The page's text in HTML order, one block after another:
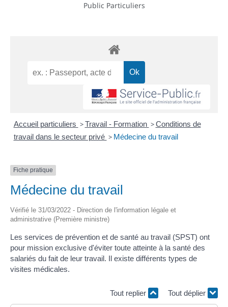
Public Particuliers
Accueil particuliers > Travail - Formation > Conditions de
travail dans le secteur privé > Médecine du travail
Fiche pratique
Médecine du travail
Vérifié le 31/03/2022 - Direction de l'information légale et
administrative (Première ministre)
Les services de prévention et de santé au travail (SPST) ont
pour mission exclusive d'éviter toute atteinte à la santé des
salariés du fait de leur travail. Il existe différents types de
visites médicales.
Tout replier Tout déplier